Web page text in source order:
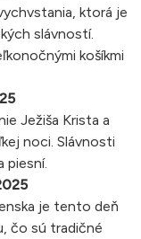
ktorá je
slávností.
košíkmi
Ježiša Krista a
noci. Slávnosti
piesní.
je tento deň
čo sú tradičné